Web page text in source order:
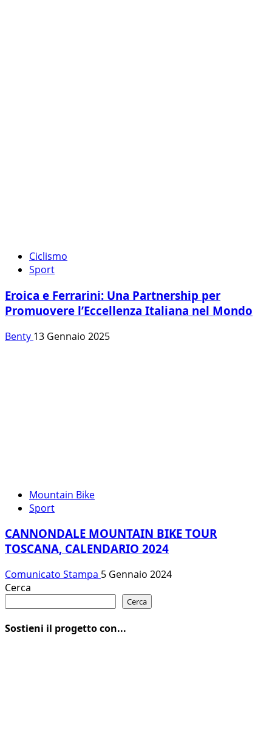
Ciclismo
Sport
Eroica e Ferrarini: Una Partnership per
Promuovere l’Eccellenza Italiana nel Mondo
Benty 13 Gennaio 2025
Mountain Bike
Sport
CANNONDALE MOUNTAIN BIKE TOUR
TOSCANA, CALENDARIO 2024
Comunicato Stampa 5 Gennaio 2024
Cerca
Cerca
Sostieni il progetto con...